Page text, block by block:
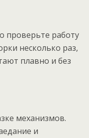
проверьте работу
несколько раз,
плавно и без
механизмов.
и